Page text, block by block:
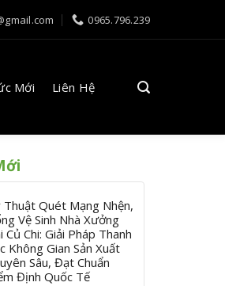
0965.796.239
Mới Liên Hệ
Thuật Quét Mạng Nhện,
Vệ Sinh Nhà Xưởng
Củ Chi: Giải Pháp Thanh
Không Gian Sản Xuất
Sâu, Đạt Chuẩn
Định Quốc Tế